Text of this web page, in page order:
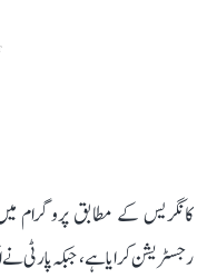
رجسٹریشن کرایا ہے، جبکہ پارٹی